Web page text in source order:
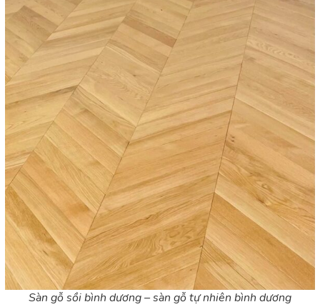
Sàn gỗ sồi bình dương – sàn gỗ tự nhiên bình dương